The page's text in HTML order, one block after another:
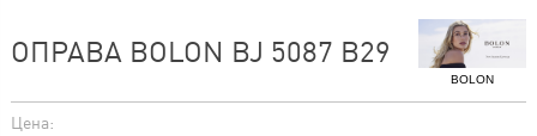
BOLON
ОПРАВА BOLON BJ 5087 B29
Цена: